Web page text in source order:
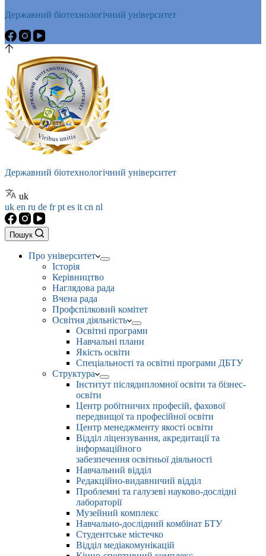
Державний біотехнологічний університет
Державний біотехнологічний університет
uk
uk en ru de frpt es it cn nl
Пошук
Про університет
Історія
Керівництво
Наглядова рада
Вчена рада
Профспілковий комітет
Освітня діяльність
Освітні програми
Навчальні плани
Якість освіти
Спеціальності та освітні програми ДБТУ
Структура
Інститут післядипломної освіти та бізнес-
освіти
Центр робітничих професій, фахової
передвищої та професійної освіти
Центр менеджменту якості освіти
Відділ ліцензування, акредитації та
інформаційного
забезпечення освітньої діяльності
Навчальний відділ
Редакційно-видавничий відділ
Проблемні та галузеві науково-дослідні
лабораторії
Музейний комплекс
Навчально-дослідний комбінат БТУ
Студентське містечко
Відділ медіакомунікацій